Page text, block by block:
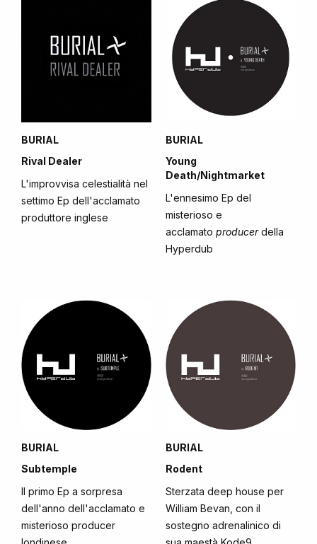
BURIAL
Rival Dealer
L'improvvisa celestialità nel
settimo Ep dell'acclamato
produttore inglese
BURIAL
Young
Death/Nightmarket
L'ennesimo Ep del
misterioso e
acclamato producerdella
Hyperdub
BURIAL
Subtemple
Il primo Ep a sorpresa
dell'anno dell'acclamato e
misterioso producer
BURIAL
Rodent
Sterzata deep house per
William Bevan, con il
sostegno adrenalinico di